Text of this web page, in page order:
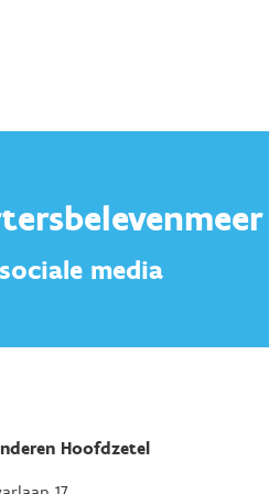
media
Hoofdzetel